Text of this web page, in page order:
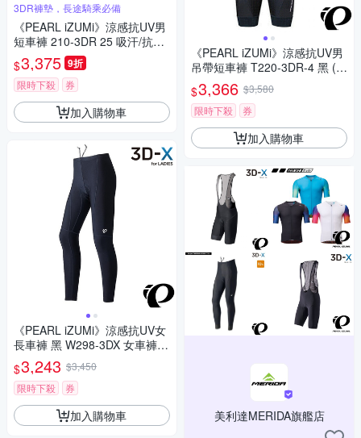
3DR褲墊，長途騎乘必備
《PEARL iZUMi》涼感抗UV男
短車褲 210-3DR 25 吸汗/抗菌
防臭/春夏車褲/單車/運動/自行
車
$3,375 9折
限時下殺 券
加入購物車
《PEARL iZUMi》涼感抗UV女
長車褲 黑 W298-3DX 女車褲/
涼感/防曬/吸汗/透氣/環島/單車/
運動
$3,243 $3,450
限時下殺
券
加入購物車
《PEARL iZUMi》涼感抗UV男
吊帶短車褲 T220-3DR-4 黑 (涼
感/吸汗/透氣/抗菌/單車/運動)
$3,366 $3,580
限時下殺
券
加入購物車
美利達MERIDA旗艦店